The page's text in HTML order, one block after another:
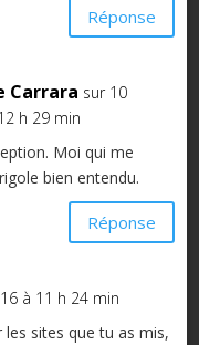
Réponse
Carrara sur 10
h 29 min
Moi qui me
bien entendu.
Réponse
à 11 h 24 min
les sites que tu as mis,